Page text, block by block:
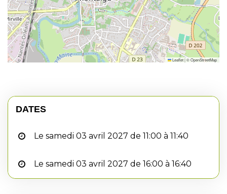
Leaflet|©OpenStreetMap
DATES
Le samedi 03 avril 2027 de 11:00 à 11:40
Le samedi 03 avril 2027 de 16:00 à 16:40